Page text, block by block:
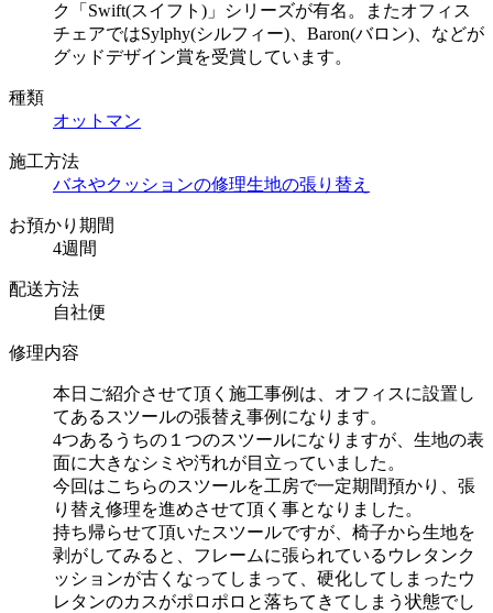
ク「Swift(スイフト)」シリーズが有名。またオフィス
チェアではSylphy(シルフィー)、Baron(バロン)、などが
グッドデザイン賞を受賞しています。
種類
オットマン
施工方法
バネやクッションの修理生地の張り替え
お預かり期間
4週間
配送方法
自社便
修理内容
本日ご紹介させて頂く施工事例は、オフィスに設置し
てあるスツールの張替え事例になります。
4つあるうちの１つのスツールになりますが、生地の表
面に大きなシミや汚れが目立っていました。
今回はこちらのスツールを工房で一定期間預かり、張
り替え修理を進めさせて頂く事となりました。
持ち帰らせて頂いたスツールですが、椅子から生地を
剥がしてみると、フレームに張られているウレタンク
ッションが古くなってしまって、硬化してしまったウ
レタンのカスがポロポロと落ちてきてしまう状態でし